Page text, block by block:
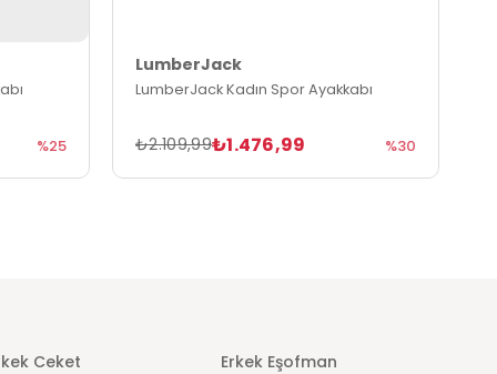
%25
LumberJack
LumberJack Kadın Spor Ayakkabı
₺1.476,99
₺2.109,99 %30
Ceket
Erkek Eşofman